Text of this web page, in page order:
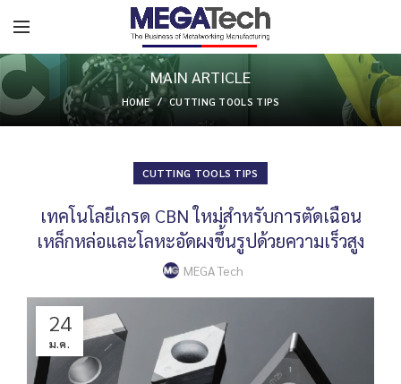
MAIN ARTICLE
HOME CUTTING TOOLS TIPS
CUTTING TOOLS TIPS
เทคโนโลยีเกรด CBN ใหม่สำหรับการตัดเฉือน
เหล็กหล่อและโลหะอัดผงขึ้นรูปด้วยความเร็วสูง
MEGA Tech
24
ม.ค.